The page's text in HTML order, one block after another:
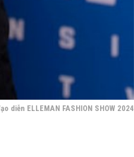
diễn ELLEMAN FASHION SHOW 2024